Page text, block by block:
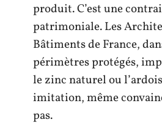
produit. C’est une
patrimoniale. Les
Bâtiments de France,
périmètres protégés,
le zinc naturel ou
imitation, même
pas.